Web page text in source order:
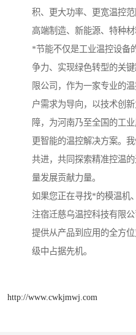
积、更大功率、更宽温控
高端制造、新能源、特种
*节能不仅是工业温控设备
争力、实现绿色转型的关
限公司，作为一家专业的
户需求为导向，以技术创
障，为河南乃至全国的工
更智能的温控解决方案。
共进，共同探索精准控温
量发展贡献力量。
如果您正在寻找*的模温机
注宿迁慈乌温控科技有限
提供从产品到应用的全方
级中占据先机。
http://www.cwkjmwj.com